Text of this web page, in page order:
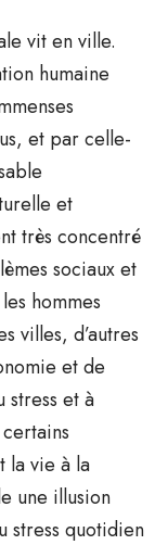
vit en ville.
humaine
et par celle-
et
très concentré
sociaux et
hommes
villes, d’autres
et de
stress et à
la vie à la
une illusion
stress quotidien